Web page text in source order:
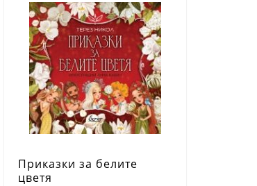
Приказки за белите
цветя